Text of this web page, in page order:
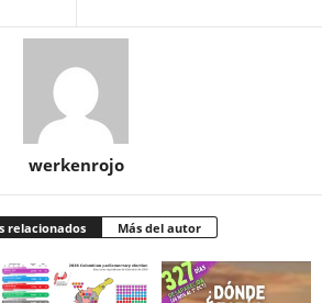
werkenrojo
relacionados Más del autor